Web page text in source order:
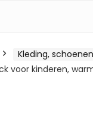
Kleding,
voor kinderen,